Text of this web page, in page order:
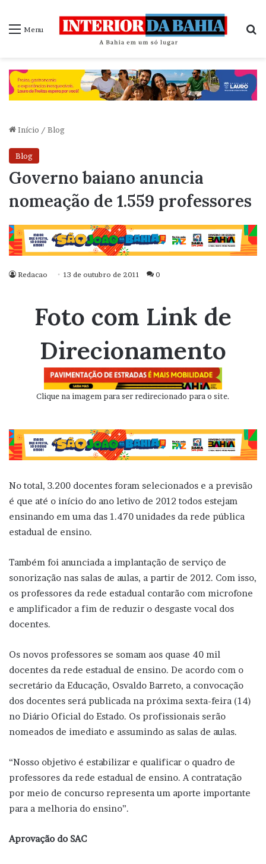
Menu
Início / Blog
Blog
Governo baiano anuncia
nomeação de 1.559 professores
Redacao 13 de outubro de 2011 0
Foto com Link de
Direcionamento
Clique na imagem para ser redirecionado para o site.
No total, 3.200 docentes foram selecionados e a previsão
é que até o início do ano letivo de 2012 todos estejam
ensinando em uma das 1.470 unidades da rede pública
estadual de ensino.
Também foi anunciada a implantação de serviço de
sonorização nas salas de aulas, a partir de 2012. Com isso,
os professores da rede estadual contarão com microfone
e amplificador a fim de reduzir o desgaste vocal dos
docentes.
Os novos professores se somam aos quase 40 mil
docentes da rede estadual de ensino. De acordo com o
secretário da Educação, Osvaldo Barreto, a convocação
dos docentes será publicada na próxima sexta-feira (14)
no Diário Oficial do Estado. Os profissionais serão
nomeados de imediato e assumindo as salas de aulas.
“Nosso objetivo é estabilizar e qualificar o quadro de
professores da rede estadual de ensino. A contratação
por meio de concurso representa um aporte importante
para a melhoria do ensino”.
Aprovação do SAC